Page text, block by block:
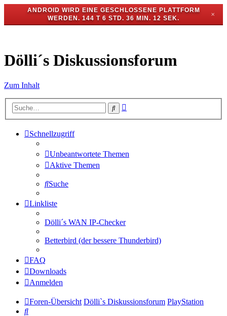
ANDROID WIRD EINE GESCHLOSSENE PLATTFORM
WERDEN. 144 T 6 STD. 36 MIN. 12 SEK.
✕
Dölli´s Diskussionsforum
Zum Inhalt
Suche
Schnellzugriff
Unbeantwortete Themen
Aktive Themen
Suche
Linkliste
Dölli´s WAN IP-Checker
Betterbird (der bessere Thunderbird)
FAQ
Downloads
Anmelden
Foren-Übersicht Dölli`s Diskussionsforum PlayStation
Suche